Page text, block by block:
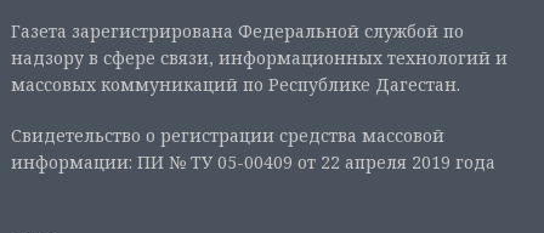
Газета зарегистрирована Федеральной службой по
надзору в сфере связи, информационных технологий и
массовых коммуникаций по Республике Дагестан.
Свидетельство о регистрации средства массовой
информации: ПИ № ТУ 05-00409 от 22 апреля 2019 года